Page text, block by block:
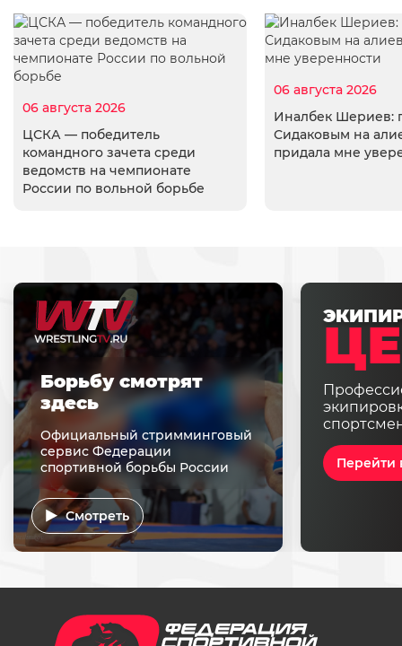
06 августа 2026
ЦСКА — победитель
командного зачета среди
ведомств на чемпионате
России по вольной борьбе
06 августа 2026
Иналбек Шериев:
Сидаковым на
придала мне
Перейти
Борьбу смотрят
здесь
Официальный стримминговый
сервис Федерации
спортивной борьбы России
Смотреть